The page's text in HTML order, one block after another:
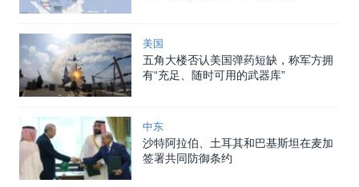
美国
五角大楼否认美国弹药短缺，称军方拥
有“充足、随时可用的武器库”
中东
沙特阿拉伯、土耳其和巴基斯坦在麦加
签署共同防御条约